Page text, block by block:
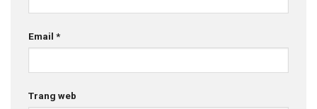
Email *
Trang web